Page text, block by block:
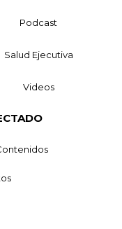
Podcast
Salud Ejecutiva
Videos